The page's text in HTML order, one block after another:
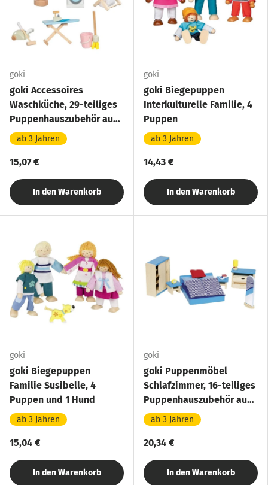
goki
goki Accessoires
Waschküche, 29-teiliges
Puppenhauszubehör aus
Holz
ab 3 Jahren
15,07 €
In den Warenkorb
goki
goki Biegepuppen
Interkulturelle Familie, 4
Puppen
ab 3 Jahren
14,43 €
In den Warenkorb
goki
goki Biegepuppen
Familie Susibelle, 4
Puppen und 1 Hund
ab 3 Jahren
15,04 €
In den Warenkorb
goki
goki Puppenmöbel
Schlafzimmer, 16-teiliges
Puppenhauszubehör aus
Holz
ab 3 Jahren
20,34 €
In den Warenkorb